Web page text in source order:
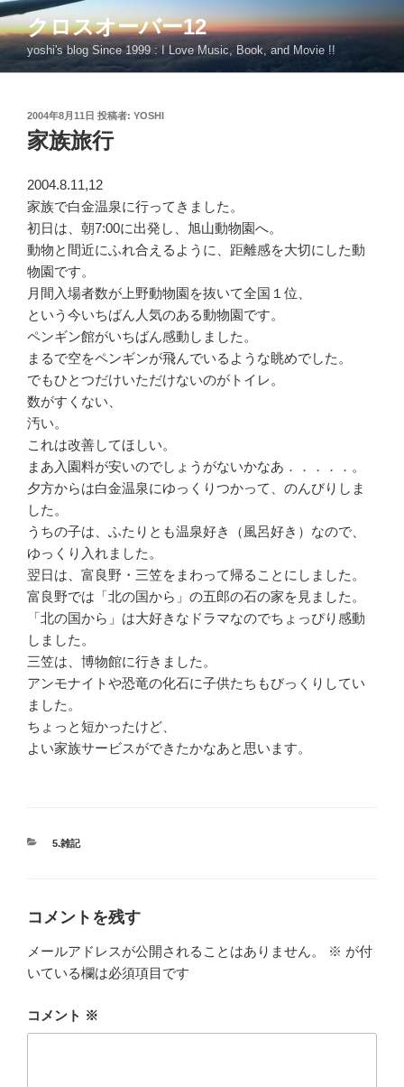
コ
ン
テ
ン
クロスオーバー12
yoshi's blog Since 1999 : I Love Music, Book, and Movie !!
投
稿
日:
2004年8月11日 投稿者: YOSHI
家族旅行
2004.8.11,12
家族で白金温泉に行ってきました。
初日は、朝7:00に出発し、旭山動物園へ。
動物と間近にふれ合えるように、距離感を大切にした動
物園です。
月間入場者数が上野動物園を抜いて全国１位、
という今いちばん人気のある動物園です。
ペンギン館がいちばん感動しました。
まるで空をペンギンが飛んでいるような眺めでした。
でもひとつだけいただけないのがトイレ。
数がすくない、
汚い。
これは改善してほしい。
まあ入園料が安いのでしょうがないかなあ．．．．．。
夕方からは白金温泉にゆっくりつかって、のんびりしま
した。
うちの子は、ふたりとも温泉好き（風呂好き）なので、
ゆっくり入れました。
翌日は、富良野・三笠をまわって帰ることにしました。
富良野では「北の国から」の五郎の石の家を見ました。
「北の国から」は大好きなドラマなのでちょっぴり感動
しました。
三笠は、博物館に行きました。
アンモナイトや恐竜の化石に子供たちもびっくりしてい
ました。
ちょっと短かったけど、
よい家族サービスができたかなあと思います。
カ
5.雑記
コメントを残す
メールアドレスが公開されることはありません。 ※ が付
いている欄は必須項目です
コメント ※